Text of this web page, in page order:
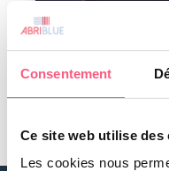
Consentement
Ce site web utilise des
Les cookies nous